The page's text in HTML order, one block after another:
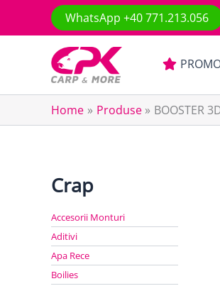
WhatsApp +40 771.213.056
Home Produse BOOSTER
Crap
Accesorii Monturi
Aditivi
Apa Rece
Boilies